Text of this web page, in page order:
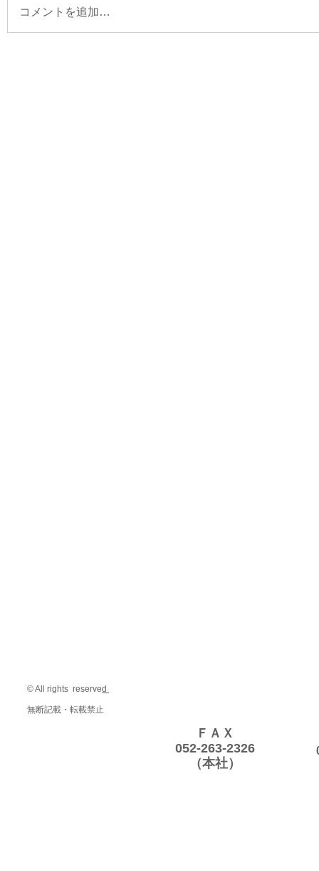
コメントを追加…
© All rights reserved
無断記載・転載禁止
ＦＡＸ
052-263-2326
（本社）